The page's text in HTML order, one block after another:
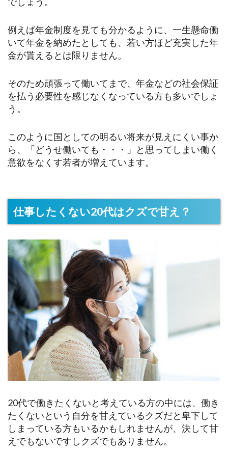
例えば年金制度を見ても分かるように、一生懸命働
いて年金を納めたとしても、若い方ほど充実した年
金が貰えるとは限りません。
そのため頑張って働いてまで、年金などの社会保証
を払う必要性を感じなくなっている方も多いでしょ
う。
このように国としての明るい将来が見えにくい事か
ら、「どうせ働いても・・・」と思ってしまい働く
意欲をなくす若者が増えています。
仕事したくない20代はクズで甘え？
20代で働きたくないと考えている方の中には、働き
たくないという自分を甘えているクズだと卑下して
しまっている方もいるかもしれませんが、決して甘
えでもないですしクズでもありません。